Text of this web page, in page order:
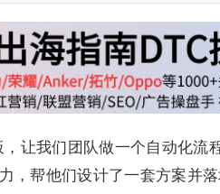
让我们团队做一个自动化流
，帮他们设计了一套方案并